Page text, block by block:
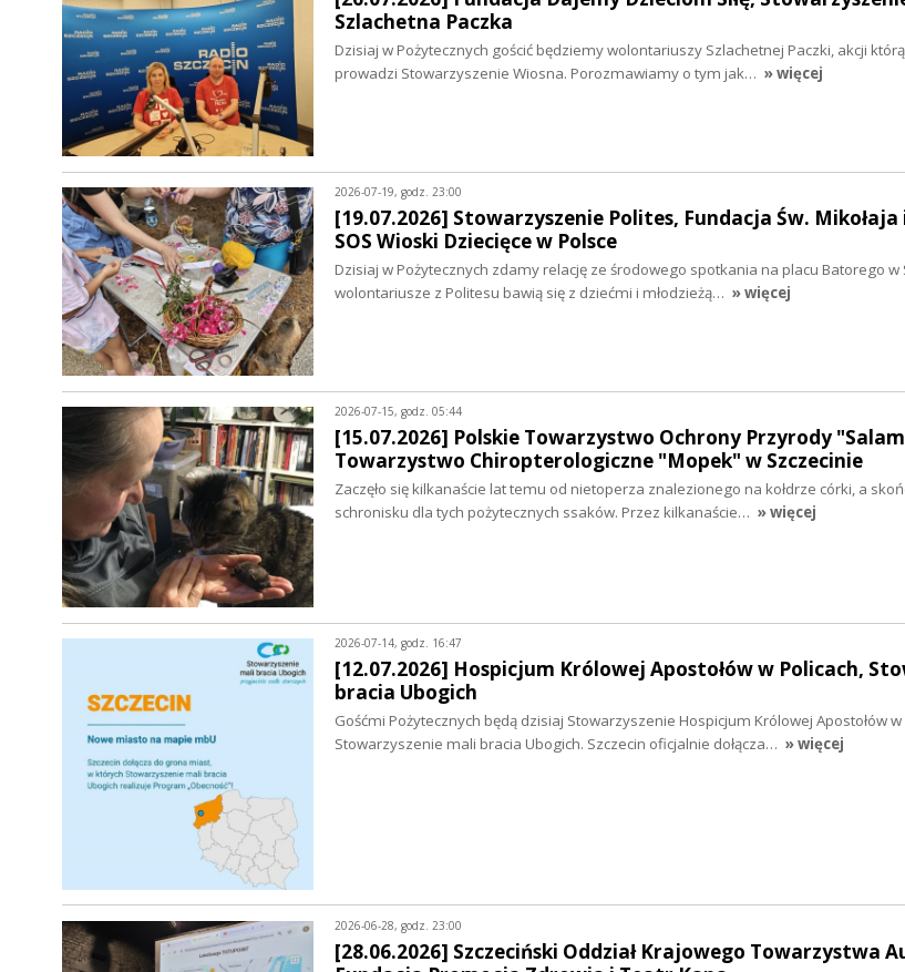
Szlachetna Paczka
Dzisiaj w Pożytecznych gościć będziemy wolontariuszy Szlachetnej Paczki, akcji
prowadzi Stowarzyszenie Wiosna. Porozmawiamy o tym jak… » więcej
2026-07-19, godz. 23:00
[19.07.2026] Stowarzyszenie Polites, Fundacja Św.
SOS Wioski Dziecięce w Polsce
Dzisiaj w Pożytecznych zdamy relację ze środowego spotkania na placu Batorego w
wolontariusze z Politesu bawią się z dziećmi i młodzieżą… » więcej
2026-07-15, godz. 05:44
[15.07.2026] Polskie Towarzystwo Ochrony Przyrody
Towarzystwo Chiropterologiczne "Mopek" w Szczecinie
Zaczęło się kilkanaście lat temu od nietoperza znalezionego na kołdrze córki, a
schronisku dla tych pożytecznych ssaków. Przez kilkanaście… » więcej
2026-07-14, godz. 16:47
[12.07.2026] Hospicjum Królowej Apostołów w Policach,
bracia Ubogich
Gośćmi Pożytecznych będą dzisiaj Stowarzyszenie Hospicjum Królowej Apostołów w
Stowarzyszenie mali bracia Ubogich. Szczecin oficjalnie dołącza… » więcej
2026-06-28, godz. 23:00
[28.06.2026] Szczeciński Oddział Krajowego Towarzystwa